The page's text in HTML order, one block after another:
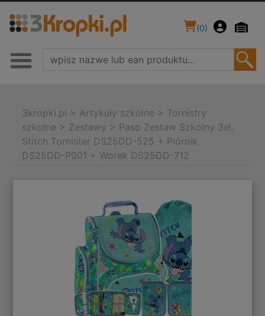
(0)
3kropki.pl > Artykuły szkolne > Tornistry
szkolne > Zestawy > Paso Zestaw Szkolny 3el.
Stitch Tornister DS25DD-525 + Piórnik
DS25DD-P001 + Worek DS25DD-712